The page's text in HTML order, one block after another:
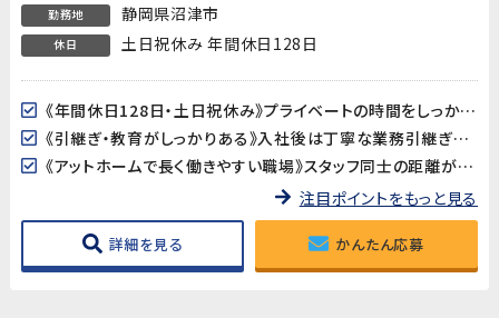
勤務地 静岡県沼津市
休日 土日祝休み 年間休日128日
《年間休日128日・土日祝休み》プライベートの時間をしっかり確保できます。GW・夏季・年末年始の長期休暇もあり♪
《引継ぎ・教育がしっかりある》入社後は丁寧な業務引継ぎがあるため、初めての職場でも安心してスタートできます。
《アットホームで長く働きやすい職場》スタッフ同士の距離が近く、相談しやすい雰囲気。長期間にわたって活躍できる環境です。
注目ポイントをもっと見る
詳細を見る かんたん応募